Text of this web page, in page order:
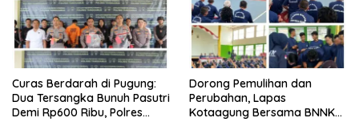
Curas Berdarah di Pugung:
Dua Tersangka Bunuh Pasutri
Demi Rp600 Ribu, Polres
Dorong Pemulihan dan
Perubahan, Lapas
Kotaagung Bersama BNNK